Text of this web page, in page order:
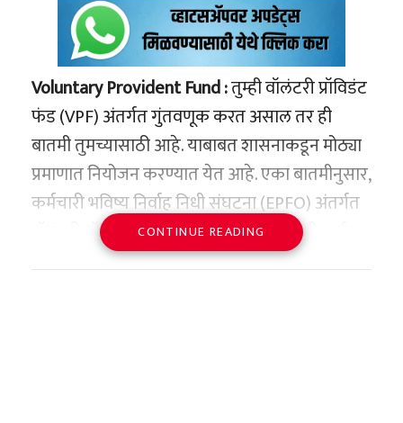
Voluntary Provident Fund :तुम्ही वॉलंटरी प्रॉविडंट
फंड (VPF) अंतर्गत गुंतवणूक करत असाल तर ही
बातमी तुमच्यासाठी आहे. याबाबत शासनाकडून मोठ्या
प्रमाणात नियोजन करण्यात येत आहे. एका बातमीनुसार,
कर्मचारी भविष्य निर्वाह निधी संघटना (EPFO) अंतर्गत
वॉलंटरी प्रॉविडंट फंड (VPF) मध्ये गुंतवणुकीची मर्यादा
करमुक्त व्याजासह 2.5 लाख रुपयांवरून वाढवली जाऊ
CONTINUE READING